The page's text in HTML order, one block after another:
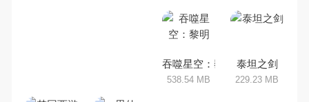
吞噬星空：黎明
538.54 MB
泰坦之剑
229.23 MB